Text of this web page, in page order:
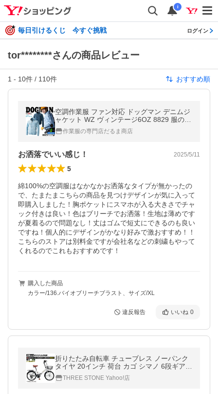
i
毎日引けるくじ 今すぐ挑戦 ログイン
tor********さんの商品レビュー
1 - 10件 / 110件 おすすめ順
空調作業服 ファン対応 ドッグマン デニムジ
ャケット WZ ヴィンテージ6OZ 8829 服のみ
熱中症対策 ブルゾン 防縮 メンズ 作業服 CU
C 中国産業
作業服の専門店だるま商店
お洒落でいい感じ！ 2025/5/11
5
綿100%の空調服はなかなかお洒落なタイプが無かったの
で、たまたまこちらの商品を見つけデザインが気に入って
即購入しました！胸ポケットにスマホが入る大きさでチャ
ック付きは良い！色はブリーチでお洒落！生地は薄めです
が夏着るので問題なし！丈はゴムで短丈にできるのも良い
ですね！個人的にデザインがかなり好みで激おすすめ！！
こちらのストアは別料金ですが会社名などの刺繍もやって
くれるのでこれもおすすめです！
購入した商品
カラー/136.バイオブリーチブラスト、サイズ/XL
違反報告 いいね 0
折りたたみ自転車 チューブレス ノーパンク
タイヤ 20インチ 荷台 カゴ シマノ 6段ギア
折り畳み 自転車 ミニベロ LEDライト 鍵 防
災 災害 [AJ-08Cnp]
THREE STONE Yahoo!店